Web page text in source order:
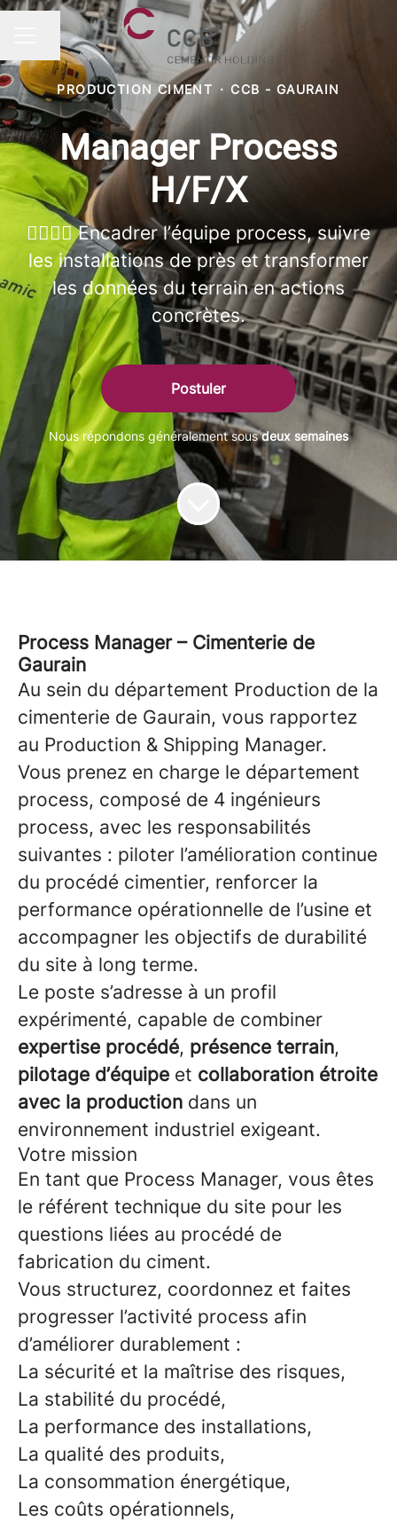
MENU CARRIÈRE
Partager la page
PRODUCTION CIMENT · CCB - GAURAIN
Manager Process
H/F/X
👷‍♂️👷‍♀️ Encadrer l’équipe process, suivre
les installations de près et transformer
les données du terrain en actions
concrètes.
Postuler
Nous répondons généralement sousdeux semaines
Process Manager – Cimenterie de
Gaurain
Au sein du département Production de la
cimenterie de Gaurain, vous rapportez
au Production & Shipping Manager.
Vous prenez en charge le département
process, composé de 4 ingénieurs
process, avec les responsabilités
suivantes : piloter l’amélioration continue
du procédé cimentier, renforcer la
performance opérationnelle de l’usine et
accompagner les objectifs de durabilité
du site à long terme.
Le poste s’adresse à un profil
expérimenté, capable de combiner
expertise procédé, présence terrain,
pilotage d’équipe et collaboration étroite
avec la production dans un
environnement industriel exigeant.
Votre mission
En tant que Process Manager, vous êtes
le référent technique du site pour les
questions liées au procédé de
fabrication du ciment.
Vous structurez, coordonnez et faites
progresser l’activité process afin
d’améliorer durablement :
La sécurité et la maîtrise des risques,
La stabilité du procédé,
La performance des installations,
La qualité des produits,
La consommation énergétique,
Les coûts opérationnels,